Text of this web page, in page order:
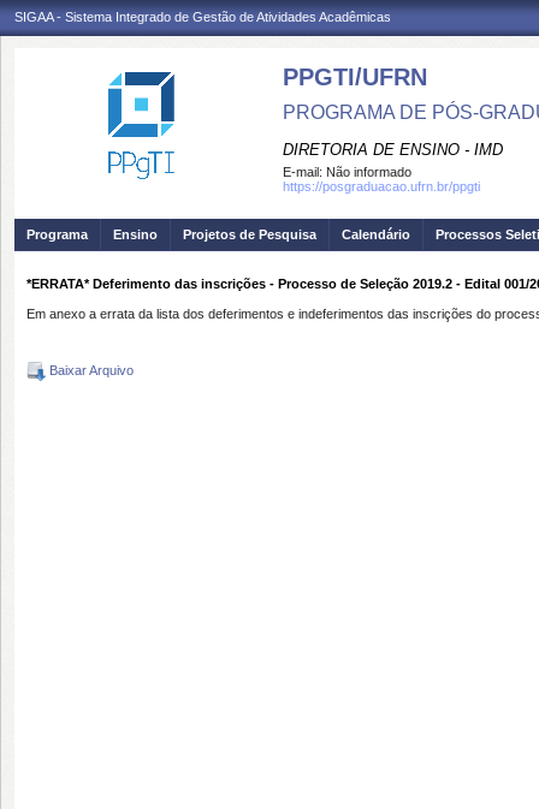
SIGAA - Sistema Integrado de Gestão de Atividades Acadêmicas
PPGTI/UFRN
PROGRAMA DE PÓS-
DIRETORIA DE ENSINO - IMD
E-mail: Não informado
https://posgraduacao.ufrn.br/ppgti
Programa Ensino Projetos de Pesquisa Calendário Processos
*ERRATA* Deferimento das inscrições - Processo de Seleção 2019.2 - Edital 001/
Em anexo a errata da lista dos deferimentos e indeferimentos das inscrições do
Baixar Arquivo